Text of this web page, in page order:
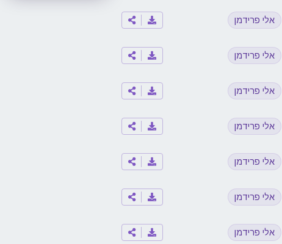
אלי פרידמן
אלי פרידמן
אלי פרידמן
אלי פרידמן
אלי פרידמן
אלי פרידמן
אלי פרידמן